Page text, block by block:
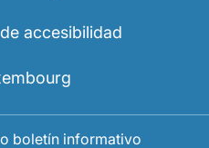
accesibilidad
boletín informativo